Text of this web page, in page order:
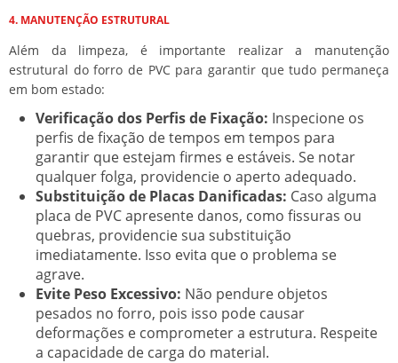
4. MANUTENÇÃO ESTRUTURAL
Além da limpeza, é importante realizar a manutenção
estrutural do forro de PVC para garantir que tudo permaneça
em bom estado:
Verificação dos Perfis de Fixação: Inspecione os
perfis de fixação de tempos em tempos para
garantir que estejam firmes e estáveis. Se notar
qualquer folga, providencie o aperto adequado.
Substituição de Placas Danificadas: Caso alguma
placa de PVC apresente danos, como fissuras ou
quebras, providencie sua substituição
imediatamente. Isso evita que o problema se
agrave.
Evite Peso Excessivo: Não pendure objetos
pesados no forro, pois isso pode causar
deformações e comprometer a estrutura. Respeite
a capacidade de carga do material.